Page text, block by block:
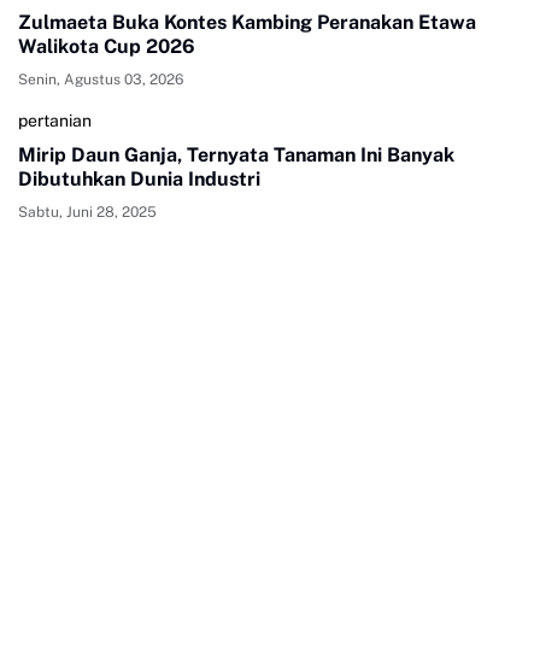
Zulmaeta Buka Kontes Kambing Peranakan Etawa
Walikota Cup 2026
Senin, Agustus 03, 2026
pertanian
Mirip Daun Ganja, Ternyata Tanaman Ini Banyak
Dibutuhkan Dunia Industri
Sabtu, Juni 28, 2025